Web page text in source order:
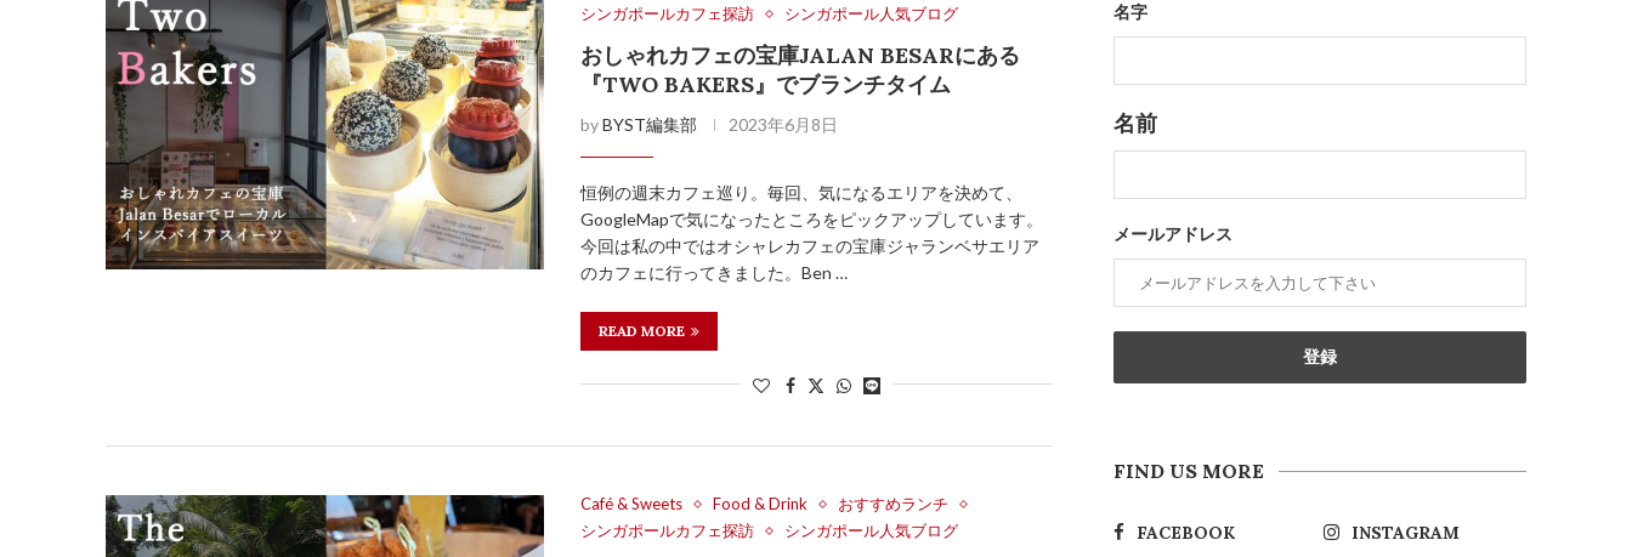
シンガポールカフェ探訪
シンガポール人気ブログ
おしゃれカフェの宝庫JALAN BESARにある
『TWO BAKERS』でブランチタイム
byBYST編集部 2023年6月8日
恒例の週末カフェ巡り。毎回、気になるエリアを決めて、
GoogleMapで気になったところをピックアップしています。
今回は私の中ではオシャレカフェの宝庫ジャランベサエリア
のカフェに行ってきました。Ben …
READ MORE
Café & Sweets Food & Drink
おすすめランチ
シンガポールカフェ探訪
シンガポール人気ブログ
名字
名前
メールアドレス
FIND US MORE
FACEBOOK INSTAGRAM